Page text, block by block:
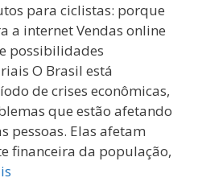
para ciclistas: porque
a internet Vendas online
possibilidades
O Brasil está
de crises econômicas,
que estão afetando
pessoas. Elas afetam
financeira da população,